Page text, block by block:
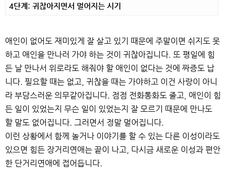
4단계: 귀찮아지면서 멀어지는 시기
애인이 없어도 재미있게 잘 살고 있기 때문에 주말이면 쉬지도 못
하고 애인을 만나러 가야 하는 것이 귀찮아집니다. 또 평일에 힘
든 날 만나서 위로라도 해줘야 할 애인이 없다는 것에 짜증도 납
니다. 필요할 때는 없고, 귀찮을 때는 가야하고 이건 사랑이 아니
라 부담스러운 의무같아집니다. 점점 전화통화도 줄고, 애인이 힘
든 일이 있었는지 무슨 일이 있었는지 잘 모르기 때문에 만나도
할 말도 없어집니다. 그러면서 정말 멀어집니다.
이런 상황에서 함께 놀거나 이야기를 할 수 있는 다른 이성이라도
있으면 힘든 장거리연애는 끝이 나고, 다시금 새로운 이성과 편안
한 단거리연애에 접어듭니다.